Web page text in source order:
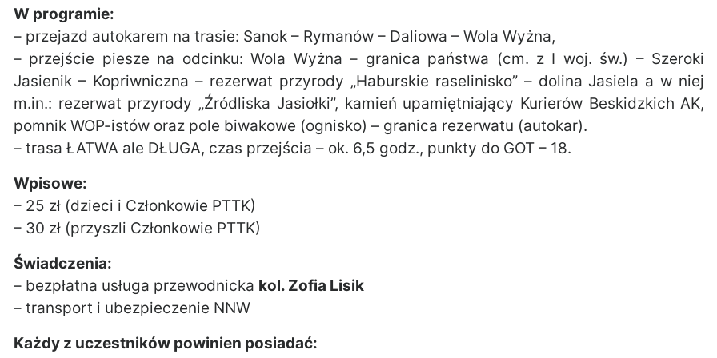
W programie:
– przejazd autokarem na trasie: Sanok – Rymanów – Daliowa – Wola Wyżna,
– przejście piesze na odcinku: Wola Wyżna – granica państwa (cm. z I woj. św.) – Szeroki
Jasienik – Kopriwniczna – rezerwat przyrody „Haburskie raselinisko” – dolina Jasiela a w niej
m.in.: rezerwat przyrody „Źródliska Jasiołki”, kamień upamiętniający Kurierów Beskidzkich AK,
pomnik WOP-istów oraz pole biwakowe (ognisko) – granica rezerwatu (autokar).
– trasa ŁATWA ale DŁUGA, czas przejścia – ok. 6,5 godz., punkty do GOT – 18.
Wpisowe:
– 25 zł (dzieci i Członkowie PTTK)
– 30 zł (przyszli Członkowie PTTK)
Świadczenia:
– bezpłatna usługa przewodnicka kol. Zofia Lisik
– transport i ubezpieczenie NNW
Każdy z uczestników powinien posiadać: